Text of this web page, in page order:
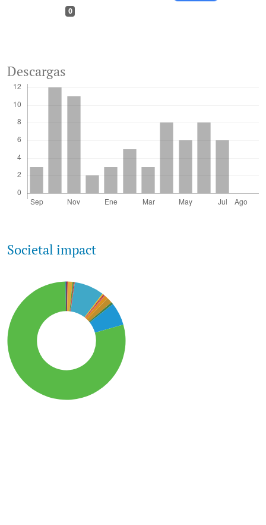
0
Descargas
Societal impact